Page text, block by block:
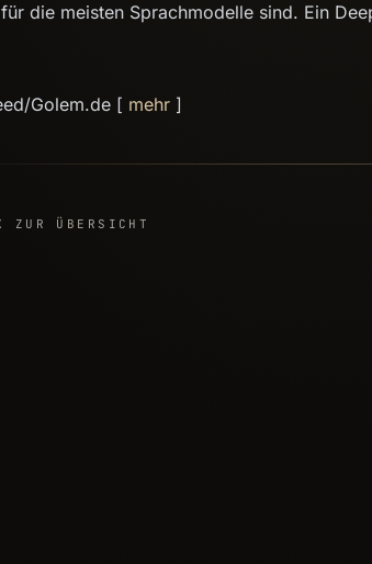
die meisten Sprachmodelle sind. Ein
Golem.de [ mehr ]
ZUR ÜBERSICHT